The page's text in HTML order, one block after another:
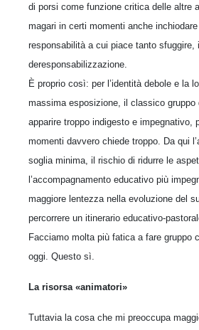
di porsi come funzione critica delle altre
magari in certi momenti anche
responsabilità a cui piace tanto sfuggire,
deresponsabilizzazione.
È proprio così: per l’identità debole e la
massima esposizione, il classico gruppo
apparire troppo indigesto e impegnativo,
momenti davvero chiede troppo. Da qui
soglia minima, il rischio di ridurre le
l’accompagnamento educativo più
maggiore lentezza nella evoluzione del
percorrere un itinerario educativo-
Facciamo molta più fatica a fare gruppo
oggi. Questo sì.
La risorsa «animatori»
Tuttavia la cosa che mi preoccupa